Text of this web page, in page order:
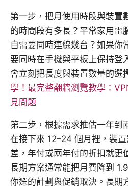
第一步，把月使用時段與裝置
的時間段有多長？平常家用電
自需要同時連線幾台？如果你
要同時在手機與平板上保持登
會立刻把長度與裝置數量的選
學！最完整翻牆瀏覽教學：
見問題
第二步，根據需求推估一年到
在接下來 12–24 個月裡，裝
差，年付或兩年付的折扣就更
長期方案通常能把月費降到
你選的計劃與促銷取決。長期